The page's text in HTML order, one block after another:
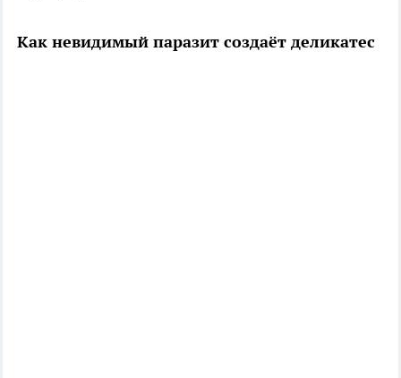
Как невидимый паразит создаёт деликатес